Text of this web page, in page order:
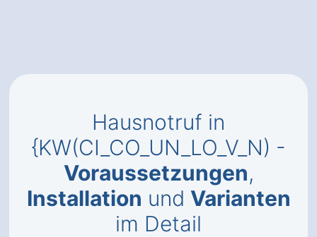
Hausnotruf in
{KW(CI_CO_UN_LO_V_N) -
Voraussetzungen,
Installation und Varianten
im Detail